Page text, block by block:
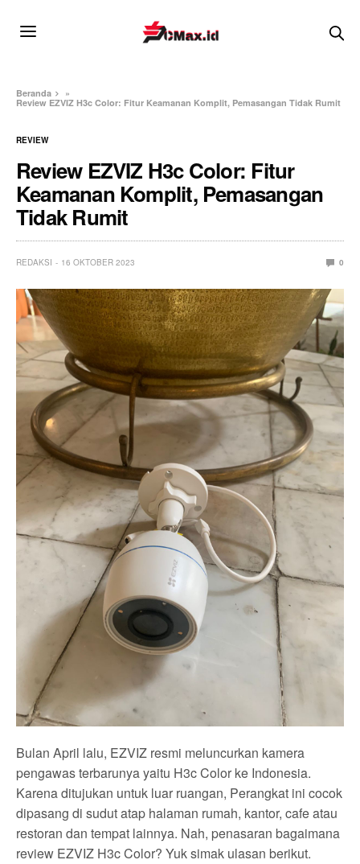
Beranda
»
Review EZVIZ H3c Color: Fitur Keamanan Komplit, Pemasangan Tidak Rumit
REVIEW
Review EZVIZ H3c Color: Fitur
Keamanan Komplit, Pemasangan
Tidak Rumit
REDAKSI 16 OKTOBER 2023 0
Bulan April lalu, EZVIZ resmi meluncurkan kamera
pengawas terbarunya yaitu H3c Color ke Indonesia.
Karena ditujukan untuk luar ruangan, Perangkat ini cocok
dipasang di sudut atap halaman rumah, kantor, cafe atau
restoran dan tempat lainnya. Nah, penasaran bagaimana
review EZVIZ H3c Color? Yuk simak ulasan berikut.